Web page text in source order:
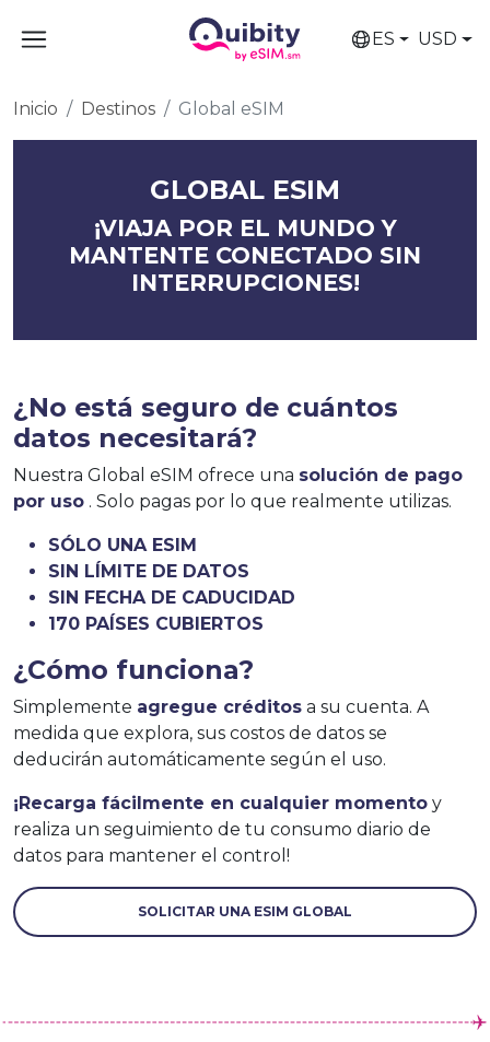
ES USD
Inicio Destinos Global eSIM
GLOBAL ESIM
¡VIAJA POR EL MUNDO Y
MANTENTE CONECTADO SIN
INTERRUPCIONES!
¿No está seguro de cuántos
datos necesitará?
Nuestra Global eSIM ofrece una solución de pago
por uso . Solo pagas por lo que realmente utilizas.
SÓLO UNA ESIM
SIN LÍMITE DE DATOS
SIN FECHA DE CADUCIDAD
170 PAÍSES CUBIERTOS
¿Cómo funciona?
Simplemente agregue créditos a su cuenta. A
medida que explora, sus costos de datos se
deducirán automáticamente según el uso.
¡Recarga fácilmente en cualquier momento y
realiza un seguimiento de tu consumo diario de
datos para mantener el control!
SOLICITAR UNA ESIM GLOBAL